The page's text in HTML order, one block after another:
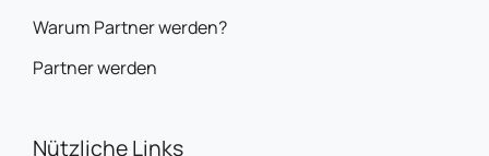
Warum Partner werden?
Partner werden
Nützliche Links